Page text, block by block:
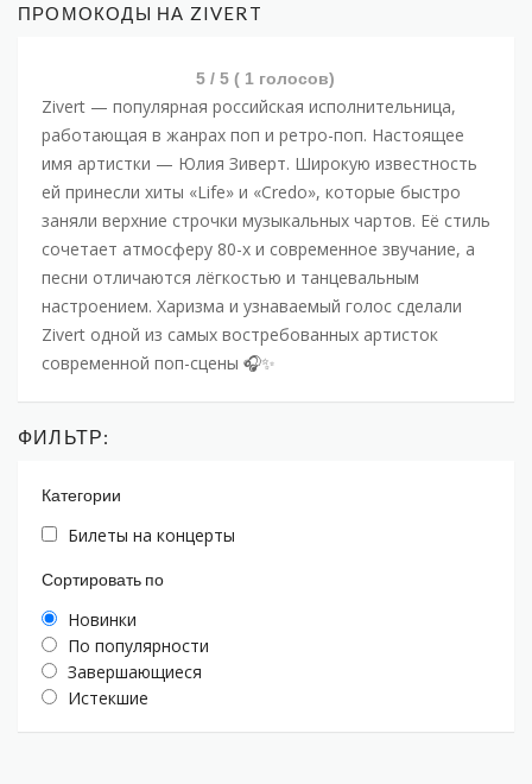
ПРОМОКОДЫ НА ZIVERT
5 / 5 ( 1 голосов)
Zivert — популярная российская исполнительница,
работающая в жанрах поп и ретро-поп. Настоящее
имя артистки — Юлия Зиверт. Широкую известность
ей принесли хиты «Life» и «Credo», которые быстро
заняли верхние строчки музыкальных чартов. Её стиль
сочетает атмосферу 80-х и современное звучание, а
песни отличаются лёгкостью и танцевальным
настроением. Харизма и узнаваемый голос сделали
Zivert одной из самых востребованных артисток
современной поп-сцены 🎧✨
ФИЛЬТР:
Категории
Билеты на концерты
Сортировать по
Новинки
По популярности
Завершающиеся
Истекшие